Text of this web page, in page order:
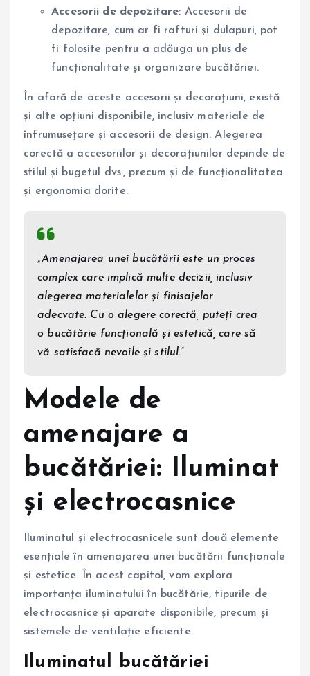
Accesorii de depozitare: Accesorii de
depozitare, cum ar fi rafturi și dulapuri, pot
fi folosite pentru a adăuga un plus de
funcționalitate și organizare bucătăriei.
În afară de aceste accesorii și decorațiuni, există
și alte opțiuni disponibile, inclusiv materiale de
înfrumusețare și accesorii de design. Alegerea
corectă a accesoriilor și decorațiunilor depinde de
stilul și bugetul dvs., precum și de funcționalitatea
și ergonomia dorite.
„Amenajarea unei bucătării este un proces
complex care implică multe decizii, inclusiv
alegerea materialelor și finisajelor
adecvate. Cu o alegere corectă, puteți crea
o bucătărie funcțională și estetică, care să
vă satisfacă nevoile și stilul.”
Modele de
amenajare a
bucătăriei: Iluminat
și electrocasnice
Iluminatul și electrocasnicele sunt două elemente
esențiale în amenajarea unei bucătării funcționale
și estetice. În acest capitol, vom explora
importanța iluminatului în bucătărie, tipurile de
electrocasnice și aparate disponibile, precum și
sistemele de ventilație eficiente.
Iluminatul bucătăriei